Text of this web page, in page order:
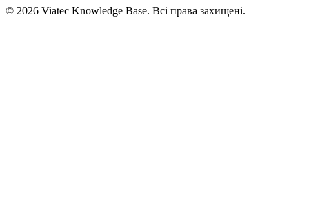
© 2026 Viatec Knowledge Base. Всі права захищені.